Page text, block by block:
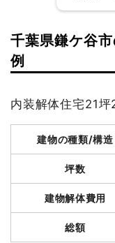
養生費
外構撤去
植木・植栽撤去
土間コンクリート撤
値引き
建物解体費用
総額
品名
鉄骨造倉庫57坪2階
千葉県鎌ケ谷
例
内装解体住宅21坪
建物の種類/構造
坪数
建物解体費用
総額